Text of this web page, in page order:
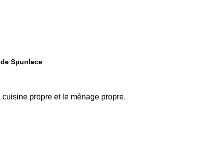
Spunlace
propre et le ménage propre.